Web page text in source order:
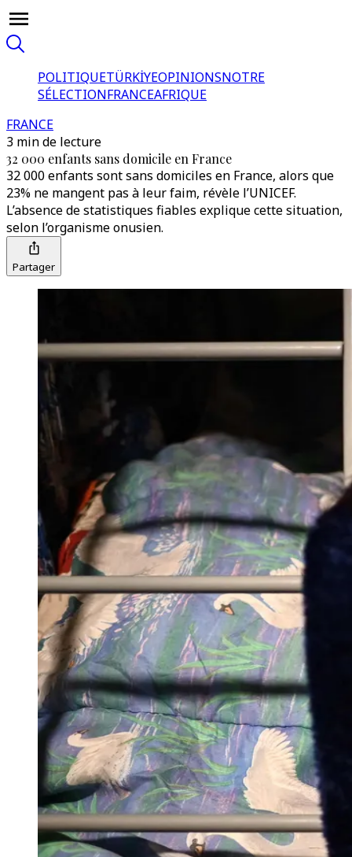
POLITIQUETÜRKİYEOPINIONSNOTRE
SÉLECTIONFRANCEAFRIQUE
FRANCE
3 min de lecture
32 000 enfants sans domicile en France
32 000 enfants sont sans domiciles en France, alors que
23% ne mangent pas à leur faim, révèle l’UNICEF.
L’absence de statistiques fiables explique cette situation,
selon l’organisme onusien.
Partager